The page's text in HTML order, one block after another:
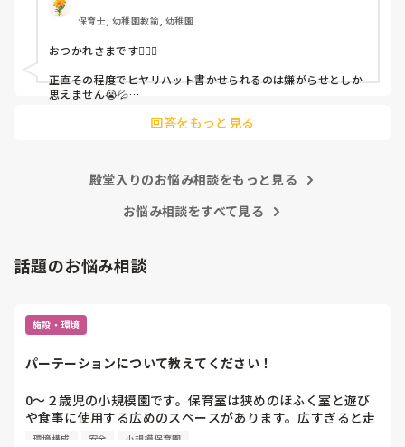
これだけで30〜40分拘束されて辛いです
皆さんの園はどうですか?
保育士, 幼稚園教諭, 幼稚園
おつかれさまです🙇🏻‍♀️
正直その程度でヒヤリハット書かせられるのは嫌がらせとしか
思えません😭💦
回答をもっと見る
殿堂入りのお悩み相談をもっと見る
お悩み相談をすべて見る
話題のお悩み相談
施設・環境
パーテーションについて教えてください！
0〜２歳児の小規模園です。保育室は狭めのほふく室と遊び
や食事に使用する広めのスペースがあります。広すぎると走
り回ったりして落ち着かないので、活動によってパーテーシ
環境構成 安全 小規模保育園